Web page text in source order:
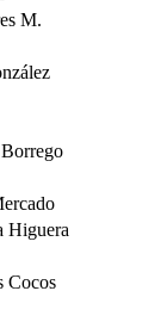
M.
Higuera
Cocos